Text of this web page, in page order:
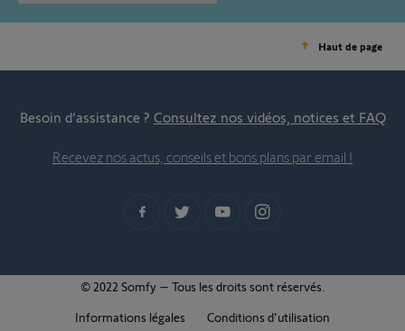
Haut de page
Besoin d’assistance ? Consultez nos vidéos, notices et FAQ
Recevez nos actus, conseils et bons plans par email !
© 2022 Somfy – Tous les droits sont réservés.
Informations légales
Conditions d'utilisation